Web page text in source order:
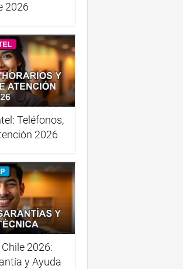
2026
Teléfonos,
2026
2026:
y Ayuda